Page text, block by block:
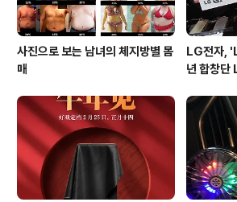
사진으로 보는 남녀의 체지방별 몸
매
LG전자,
년 합창